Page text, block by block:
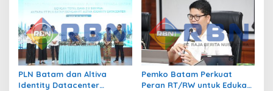
Pembangunan
PLN Batam dan Altiva
Identity Datacenter
Pemko Batam Perkuat
Peran RT/RW untuk Edukasi